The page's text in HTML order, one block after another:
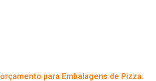
para Embalagens de Pizza.